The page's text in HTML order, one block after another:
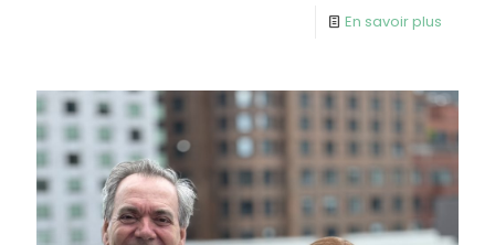
En savoir plus